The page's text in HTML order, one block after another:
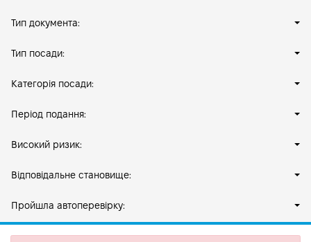
Тип документа:
Тип посади:
Категорія посади:
Період подання:
Високий ризик:
Відповідальне становище:
Пройшла автоперевірку: